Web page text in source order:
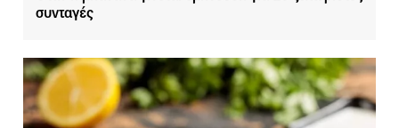
συνταγές